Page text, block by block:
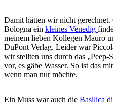
Damit hätten wir nicht
Bologna ein kleines Venedig
meinem lieben Kollegen Mauro
DuPont Verlag. Leider war
wir stellten uns durch das „Peep-
vor, es gäbe Wasser. So ist das
wenn man nur möchte.
Ein Muss war auch die Basilica